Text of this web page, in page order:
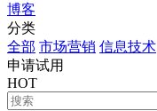
博客
分类
全部 市场营销 信息技术
申请试用
HOT